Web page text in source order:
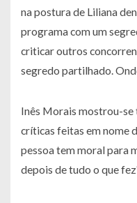
na postura de Liliana
programa com um
criticar outros
segredo partilhado.
Inês Morais mostrou-se
críticas feitas em nome
pessoa tem moral para
depois de tudo o que